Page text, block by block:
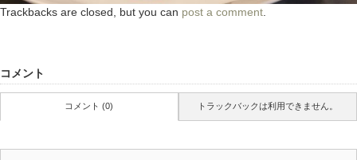
Trackbacks are closed, but you can post a comment
コメント
コメント (0) トラックバックは利用できません。